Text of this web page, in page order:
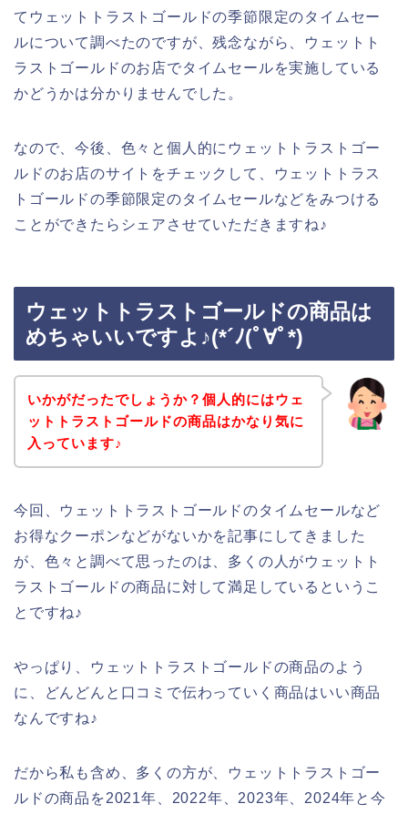
てウェットトラストゴールドの季節限定のタイムセー
ルについて調べたのですが、残念ながら、ウェットト
ラストゴールドのお店でタイムセールを実施している
かどうかは分かりませんでした。
なので、今後、色々と個人的にウェットトラストゴー
ルドのお店のサイトをチェックして、ウェットトラス
トゴールドの季節限定のタイムセールなどをみつける
ことができたらシェアさせていただきますね♪
ウェットトラストゴールドの商品は
めちゃいいですよ♪(*´ﾉ(ﾟ∀ﾟ*)
いかがだったでしょうか？個人的にはウェ
ットトラストゴールドの商品はかなり気に
入っています♪
今回、ウェットトラストゴールドのタイムセールなど
お得なクーポンなどがないかを記事にしてきました
が、色々と調べて思ったのは、多くの人がウェットト
ラストゴールドの商品に対して満足しているというこ
とですね♪
やっぱり、ウェットトラストゴールドの商品のよう
に、どんどんと口コミで伝わっていく商品はいい商品
なんですね♪
だから私も含め、多くの方が、ウェットトラストゴー
ルドの商品を2021年、2022年、2023年、2024年と今